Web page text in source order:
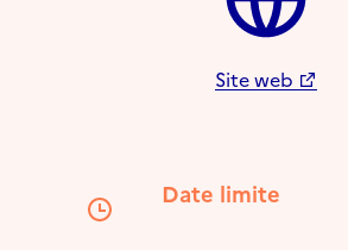
Site web
Date limite